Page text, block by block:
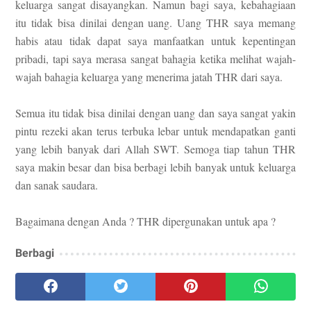
keluarga sangat disayangkan. Namun bagi saya, kebahagiaan
itu tidak bisa dinilai dengan uang. Uang THR saya memang
habis atau tidak dapat saya manfaatkan untuk kepentingan
pribadi, tapi saya merasa sangat bahagia ketika melihat wajah-
wajah bahagia keluarga yang menerima jatah THR dari saya.
Semua itu tidak bisa dinilai dengan uang dan saya sangat yakin
pintu rezeki akan terus terbuka lebar untuk mendapatkan ganti
yang lebih banyak dari Allah SWT. Semoga tiap tahun THR
saya makin besar dan bisa berbagi lebih banyak untuk keluarga
dan sanak saudara.
Bagaimana dengan Anda ? THR dipergunakan untuk apa ?
Berbagi